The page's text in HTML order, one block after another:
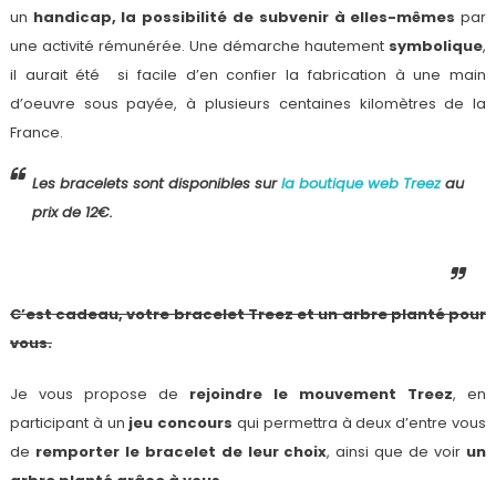
un handicap, la possibilité de subvenir à elles-mêmes par
une activité rémunérée. Une démarche hautement symbolique,
il aurait été si facile d’en confier la fabrication à une main
d’oeuvre sous payée, à plusieurs centaines kilomètres de la
France.
Les bracelets sont disponibles surla boutique web Treez au
prix de 12€.
C’est cadeau, votre bracelet Treez et un arbre planté pour
vous.
Je vous propose de rejoindre le mouvement Treez, en
participant à un jeu concours qui permettra à deux d’entre vous
de remporter le bracelet de leur choix, ainsi que de voir un